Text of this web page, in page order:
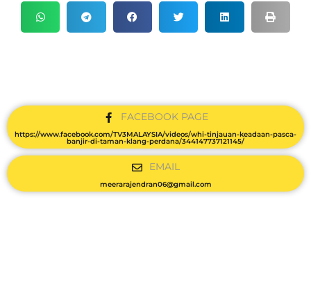
FACEBOOK PAGE
https://www.facebook.com/TV3MALAYSIA/videos/whi-tinjauan-keadaan-pasca-
banjir-di-taman-klang-perdana/344147737121145/
EMAIL
meerarajendran06@gmail.com